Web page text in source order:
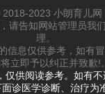
2023 小朗育儿网
请告知网站管理员我
理。
信息仅供参考，如有
立即予以纠正并致歉!。
供阅读参考。如有不
诊医学诊断、治疗为